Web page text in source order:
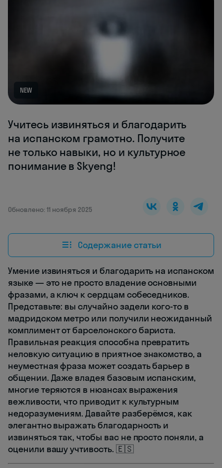
NEW
Учитесь извиняться и благодарить
на испанском грамотно. Получите
не только навыки, но и культурное
понимание в Skyeng!
Обновлено: 11 ноября 2025
Содержание статьи
Умение извиняться и благодарить на испанском
языке — это не просто владение основными
фразами, а ключ к сердцам собеседников.
Представьте: вы случайно задели кого-то в
мадридском метро или получили неожиданный
комплимент от барселонского бариста.
Правильная реакция способна превратить
неловкую ситуацию в приятное знакомство, а
неуместная фраза может создать барьер в
общении. Даже владея базовым испанским,
многие теряются в нюансах выражения
вежливости, что приводит к культурным
недоразумениям. Давайте разберёмся, как
элегантно выражать благодарность и
извиняться так, чтобы вас не просто поняли, а
оценили вашу учтивость. 🇪🇸